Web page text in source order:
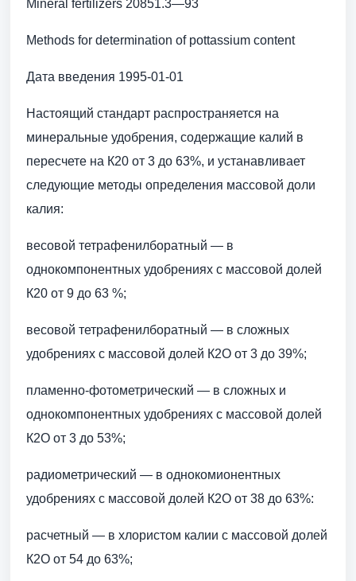
Mineral fertilizers 20851.3—93
Methods for determination of pottassium content
Дата введения 1995-01-01
Настоящий стандарт распространяется на
минеральные удобрения, содержащие калий в
пересчете на К20 от 3 до 63%, и устанавливает
следующие методы определения массовой доли
калия:
весовой тетрафенилборатный — в
однокомпонентных удобрениях с массовой долей
К20 от 9 до 63 %;
весовой тетрафенилборатный — в сложных
удобрениях с массовой долей К2О от 3 до 39%;
пламенно-фотометрический — в сложных и
однокомпонентных удобрениях с массовой долей
К2О от 3 до 53%;
радиометрический — в однокомионентных
удобрениях с массовой долей К2О от 38 до 63%:
расчетный — в хлористом калии с массовой долей
К2О от 54 до 63%;